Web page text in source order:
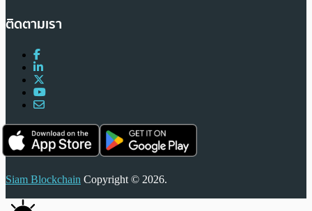
ติดตามเรา
Siam Blockchain Copyright © 2026.